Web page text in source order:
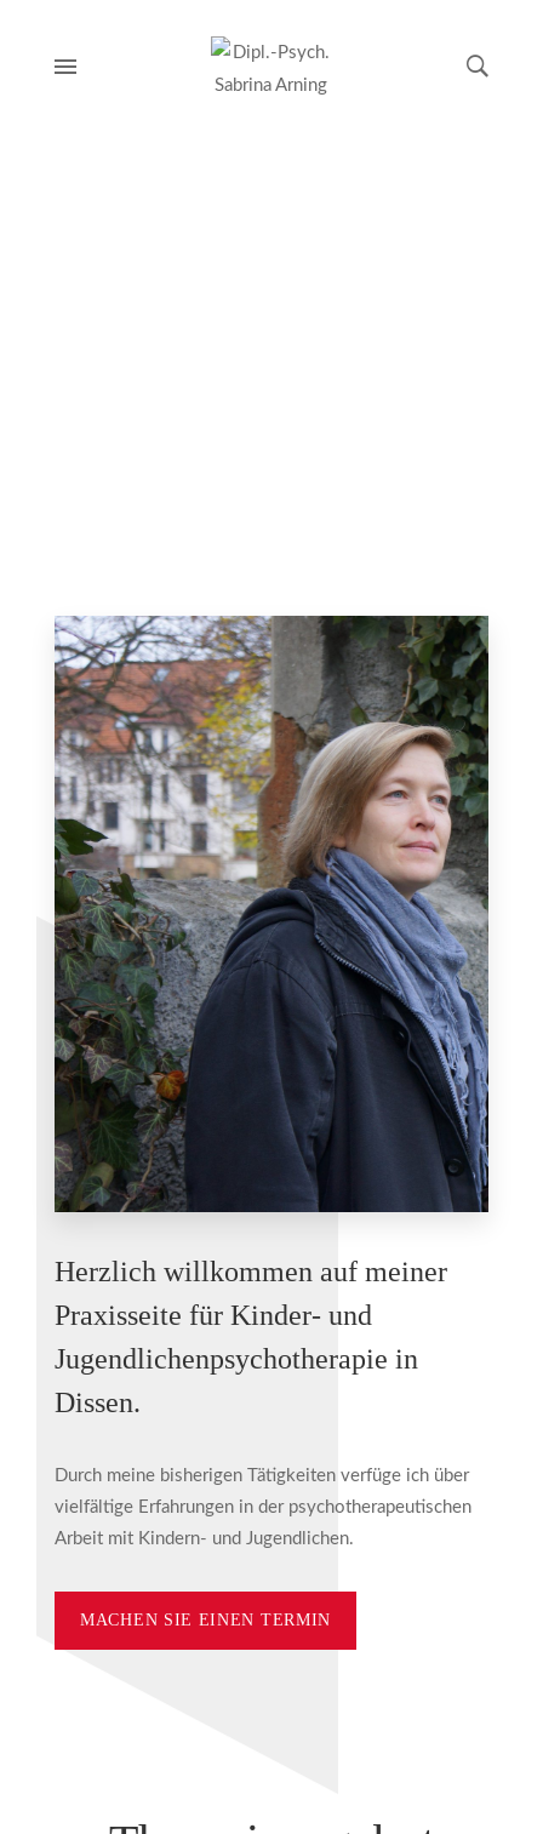
Herzlich willkommen auf meiner
Praxisseite für Kinder- und
Jugendlichenpsychotherapie in
Dissen.
Durch meine bisherigen Tätigkeiten verfüge ich über
vielfältige Erfahrungen in der psychotherapeutischen
Arbeit mit Kindern- und Jugendlichen.
MACHEN SIE EINEN TERMIN